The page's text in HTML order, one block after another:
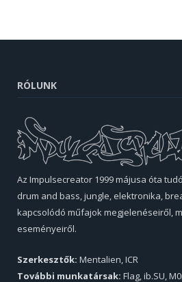
RÓLUNK
Az Impulsecreator 1999 májusa óta
drum and bass, jungle, elektronika,
kapcsolódó műfajok megjelenéseiről,
eseményeiről.
Szerkesztők: Mentalien, ICR
További munkatársak: Flag, ib.SU,